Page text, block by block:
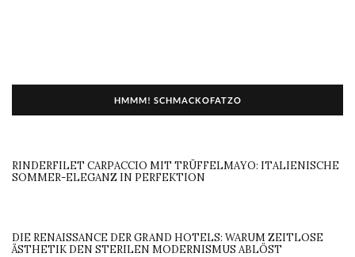
HMMM! SCHMACKOFATZO
RINDERFILET CARPACCIO MIT TRÜFFELMAYO: ITALIENISCHE
SOMMER-ELEGANZ IN PERFEKTION
DIE RENAISSANCE DER GRAND HOTELS: WARUM ZEITLOSE
ÄSTHETIK DEN STERILEN MODERNISMUS ABLÖST